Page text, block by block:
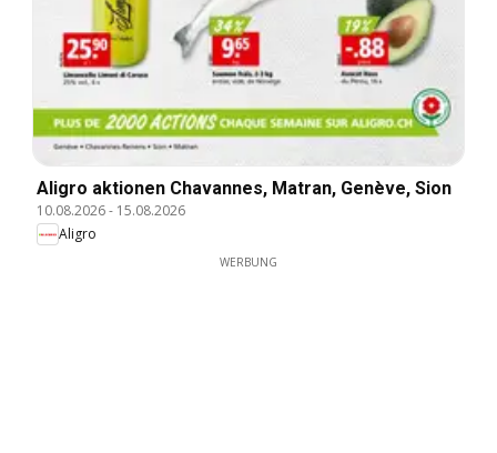
Aligro aktionen Chavannes, Matran, Genève, Sion
10.08.2026- 15.08.2026
Aligro
WERBUNG